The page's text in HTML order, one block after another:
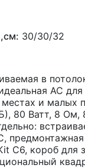
30/30/32
в
АС для
и малых
80 Ватт, 8 Ом,
C6, короб для